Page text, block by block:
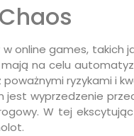
online games,
na celu
ryzykami i
wyprzedzenie
W tej